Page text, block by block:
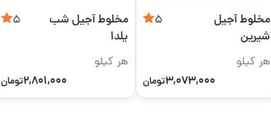
مخلوط آجیل
شیرین
5
هر کیلو
3,073,000تومان
مخلوط آجیل شب
یلدا
5
هر کیلو
2,801,000تومان